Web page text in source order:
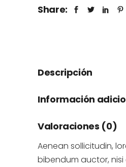
Share:
Descripción
Información
Valoraciones (0)
Aenean sollicitudin,
bibendum auctor,